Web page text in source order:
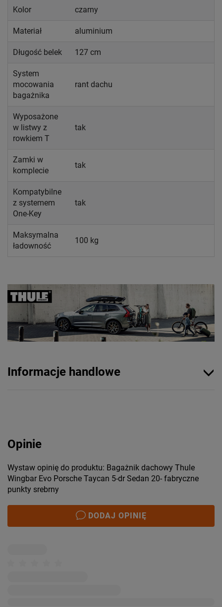
Kolor czarny
Materiał aluminium
Długość belek 127 cm
System
mocowania
bagażnika
rant dachu
Wyposażone
w listwy z
rowkiem T
tak
Zamki w
komplecie
tak
Kompatybilne
z systemem
One-Key
tak
Maksymalna
ładowność
100 kg
Informacje handlowe
Opinie
Wystaw opinię do produktu: Bagażnik dachowy Thule
Wingbar Evo Porsche Taycan 5-dr Sedan 20- fabryczne
punkty srebrny
DODAJ OPINIĘ